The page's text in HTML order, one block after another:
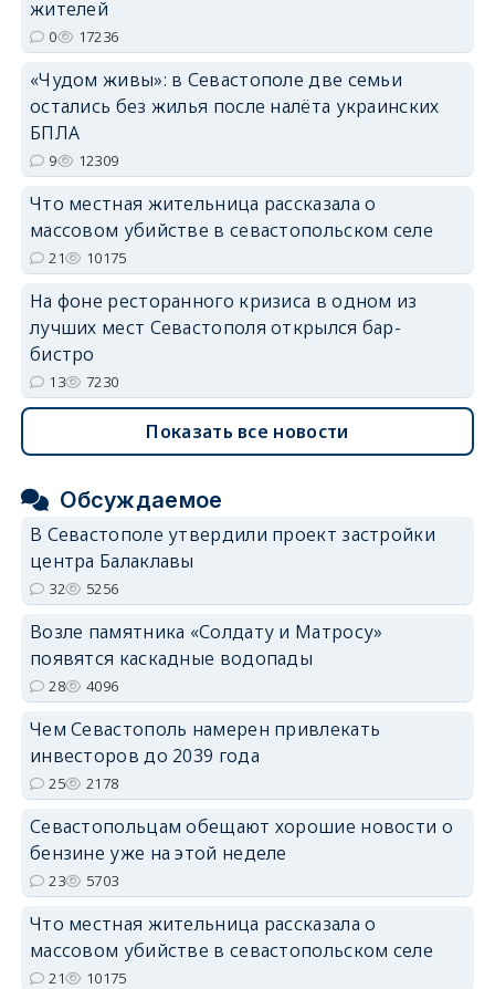
жителей
0 17236
«Чудом живы»: в Севастополе две семьи
остались без жилья после налёта украинских
БПЛА
9 12309
Что местная жительница рассказала о
массовом убийстве в севастопольском селе
21 10175
На фоне ресторанного кризиса в одном из
лучших мест Севастополя открылся бар-
бистро
13 7230
Показать все новости
Обсуждаемое
В Севастополе утвердили проект застройки
центра Балаклавы
32 5256
Возле памятника «Солдату и Матросу»
появятся каскадные водопады
28 4096
Чем Севастополь намерен привлекать
инвесторов до 2039 года
25 2178
Севастопольцам обещают хорошие новости о
бензине уже на этой неделе
23 5703
Что местная жительница рассказала о
массовом убийстве в севастопольском селе
21 10175